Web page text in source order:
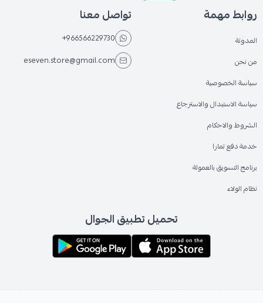
روابط مهمة
المدونة
من نحن
سياسة الخصوصية
سياسة الاستبدال والاسترجاع
الشروط والاحكام
خدمة دفع تمارا
برنامج التسويق بالعمولة
نظام الولاء
تواصل معنا
+966566229730
eseven.store@gmail.com
تحميل تطبيق الجوال